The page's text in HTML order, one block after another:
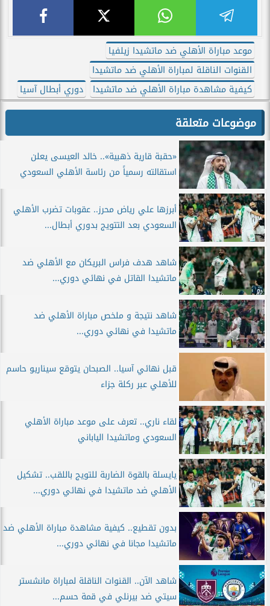
موعد مباراة الأهلي ضد ماتشيدا زيلفيا
القنوات الناقلة لمباراة الأهلي ضد ماتشيدا
كيفية مشاهدة مباراة الأهلي ضد ماتشيدا
دوري أبطال آسيا
موضوعات متعلقة
«حقبة قارية ذهبية».. خالد العيسى يعلن
استقالته رسمياً من رئاسة الأهلي السعودي
أبرزها علي رياض محرز.. عقوبات تضرب الأهلي
السعودي بعد التتويج بدوري أبطال...
شاهد هدف فراس البريكان مع الأهلي ضد
ماتشيدا القاتل في نهائي دوري...
شاهد نتيجة و ملخص مباراة الأهلي ضد
ماتشيدا في نهائي دوري...
قبل نهائي آسيا.. الصبحان يتوقع سيناريو حاسم
للأهلي عبر ركلة جزاء
لقاء ناري.. تعرف على موعد مباراة الأهلي
السعودي وماتشيدا الياباني
يايسلة بالقوة الضاربة للتويج باللقب.. تشكيل
الأهلي ضد ماتشيدا في نهائي دوري...
بدون تقطيع.. كيفية مشاهدة مباراة الأهلي ضد
ماتشيدا مجانا في نهائي دوري...
شاهد الآن.. القنوات الناقلة لمباراة مانشستر
سيتي ضد بيرنلي في قمة حسم...